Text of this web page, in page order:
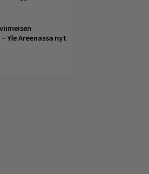
Yle Areenassa nyt